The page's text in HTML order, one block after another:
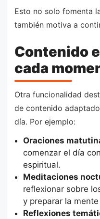
Esto no solo fomenta
también motiva a
Contenido
cada
Otra funcionalidad
de contenido
día. Por ejemplo:
Oraciones
comenzar el día
espiritual.
Meditaciones
reflexionar sobre
y preparar la
Reflexiones